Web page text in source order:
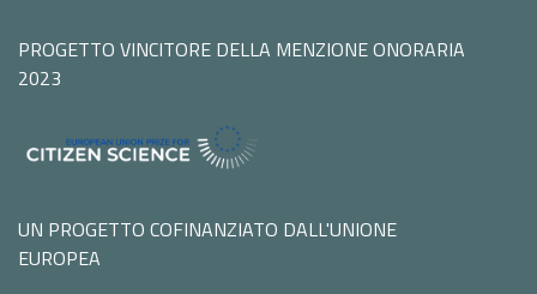
PROGETTO VINCITORE DELLA MENZIONE ONORARIA
2023
UN PROGETTO COFINANZIATO DALL'UNIONE
EUROPEA